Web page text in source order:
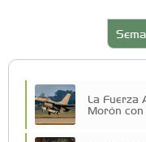
La Fuerza
Morón con